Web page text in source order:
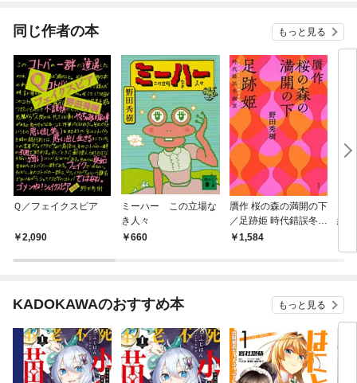
同じ作者の本 もっと見る
Ｑ／フェイクスピア
2,090
ミーハー この立場な
き人々
660
贋作 桜の森の満開の下
／足跡姫 時代錯誤冬幽
霊1,584
紀
KADOKAWAのおすすめ本 もっと見る